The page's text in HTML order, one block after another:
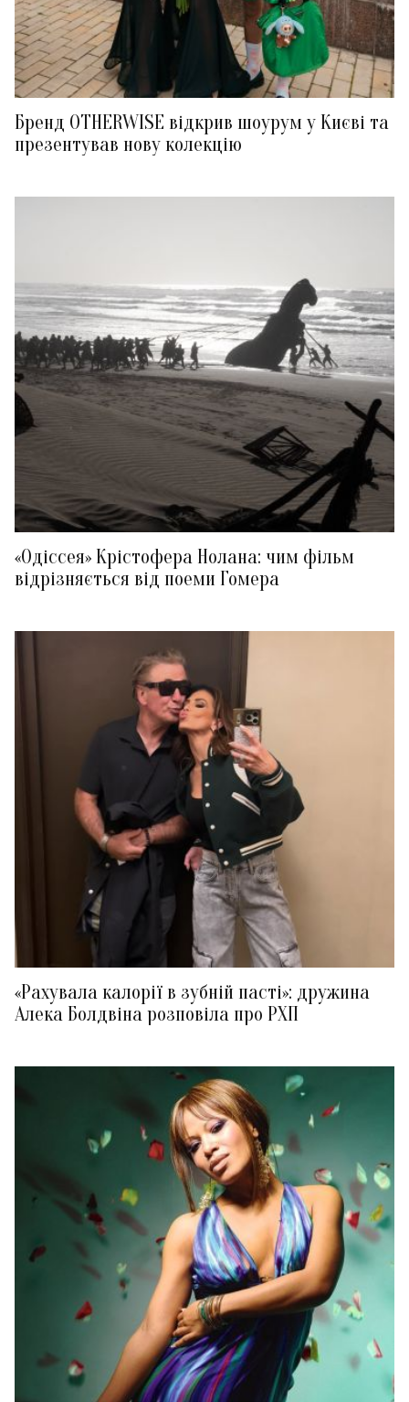
Бренд OTHERWISE відкрив шоурум у Києві та
презентував нову колекцію
«Одіссея» Крістофера Нолана: чим фільм
відрізняється від поеми Гомера
«Рахувала калорії в зубній пасті»: дружина
Алека Болдвіна розповіла про РХП